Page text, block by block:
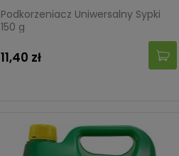
Podkorzeniacz Uniwersalny Sypki
150 g
11,40 zł